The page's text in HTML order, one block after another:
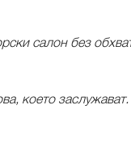
салон без
което